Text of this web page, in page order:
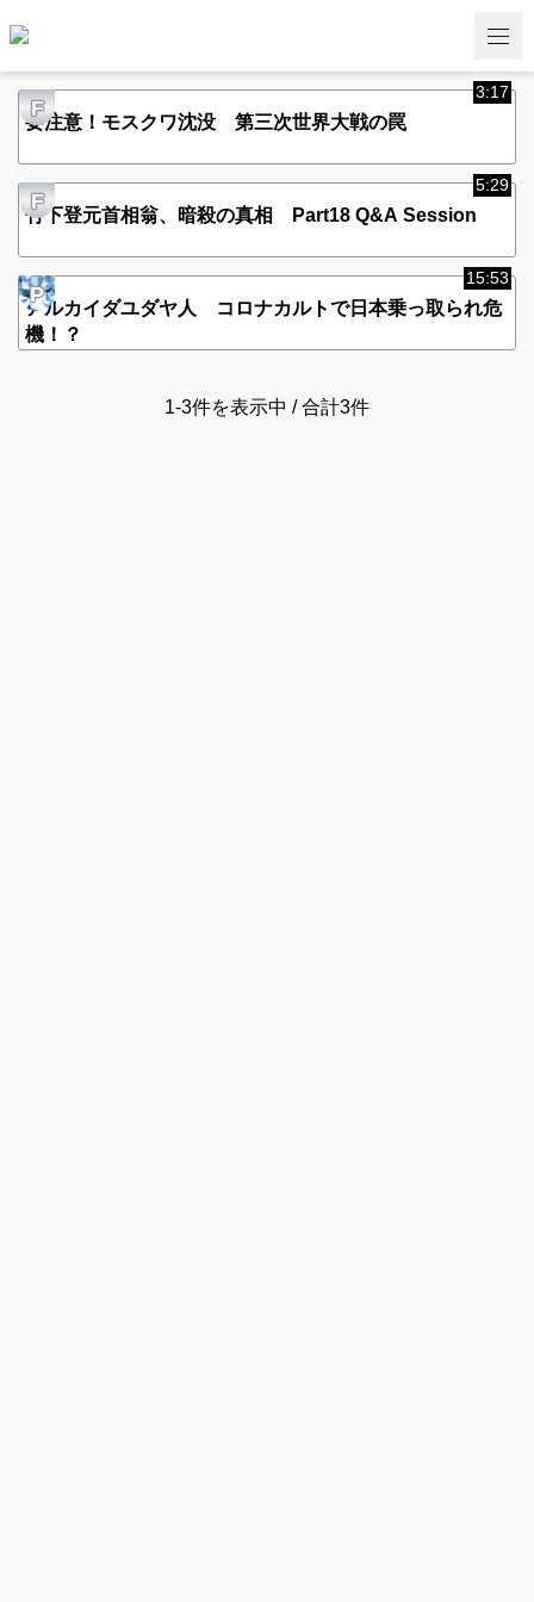
F
3:17
要注意！モスクワ沈没 第三次世界大戦の罠
F
5:29
竹下登元首相翁、暗殺の真相 Part18 Q&A Session
P
15:53
アルカイダユダヤ人 コロナカルトで日本乗っ取られ危
機！？
1-3件を表示中 / 合計3件